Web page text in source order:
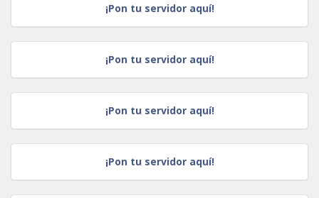
¡Pon tu servidor aquí!
¡Pon tu servidor aquí!
¡Pon tu servidor aquí!
¡Pon tu servidor aquí!